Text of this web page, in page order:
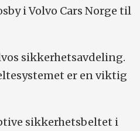
i Volvo Cars Norge til
sikkerhetsavdeling.
er en viktig
sikkerhetsbeltet i